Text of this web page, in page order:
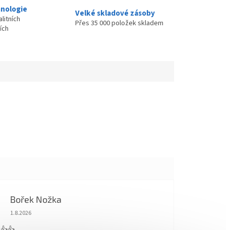
Velké skladové zásoby
Přes 35 000 položek skladem
Bořek Nožka
Hodnocení obchodu je 5 z 5 hvězdiček.
1.8.2026